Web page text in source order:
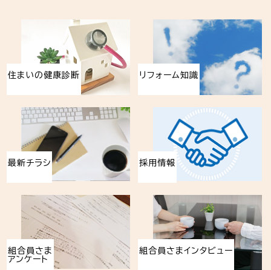
住まいの健康診断 リフォーム知識
最新チラシ 採用情報
組合員さま
アンケート
組合員さまインタビュー